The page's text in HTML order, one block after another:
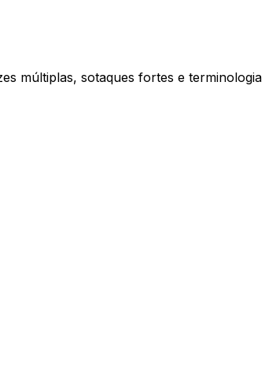
múltiplas, sotaques fortes e terminologia